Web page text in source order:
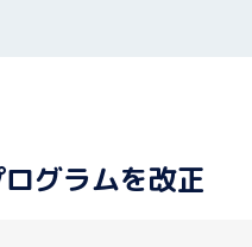
グラムを改正